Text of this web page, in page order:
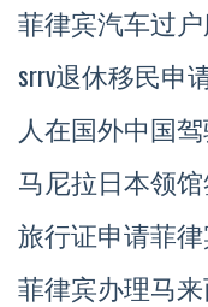
菲律宾汽车过
srrv退休移民申
人在国外中国
马尼拉日本领
旅行证申请菲律
菲律宾办理马